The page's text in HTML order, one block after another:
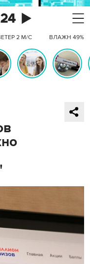
2 М/С ВЛАЖН 49%